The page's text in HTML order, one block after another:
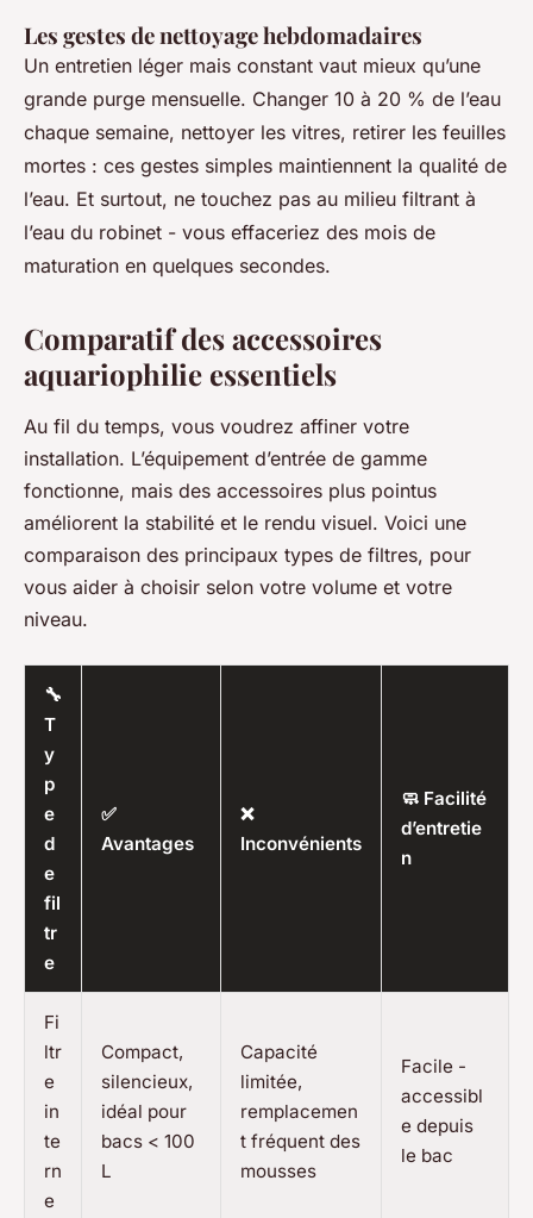
Les gestes de nettoyage hebdomadaires
Un entretien léger mais constant vaut mieux qu’une
grande purge mensuelle. Changer 10 à 20 % de l’eau
chaque semaine, nettoyer les vitres, retirer les feuilles
mortes : ces gestes simples maintiennent la qualité de
l’eau. Et surtout, ne touchez pas au milieu filtrant à
l’eau du robinet - vous effaceriez des mois de
maturation en quelques secondes.
Comparatif des accessoires
aquariophilie essentiels
Au fil du temps, vous voudrez affiner votre
installation. L’équipement d’entrée de gamme
fonctionne, mais des accessoires plus pointus
améliorent la stabilité et le rendu visuel. Voici une
comparaison des principaux types de filtres, pour
vous aider à choisir selon votre volume et votre
niveau.
🔧
T
y
p
e
d
e
fil
tr
e
✅
Avantages
❌
Inconvénients
🧼 Facilité
d’entretie
n
Fi
ltr
e
in
te
rn
e
Compact,
silencieux,
idéal pour
bacs < 100
L
Capacité
limitée,
remplacemen
t fréquent des
mousses
Facile -
accessibl
e depuis
le bac